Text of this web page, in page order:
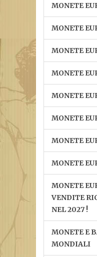
MONETE
MONETE
MONETE
MONETE
MONETE
MONETE
MONETE
MONETE
MONETE
VENDITE
NEL 2027 !
MONETE E
MONDIALI